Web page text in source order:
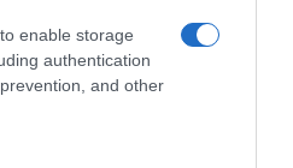
enable storage
authentication
and other